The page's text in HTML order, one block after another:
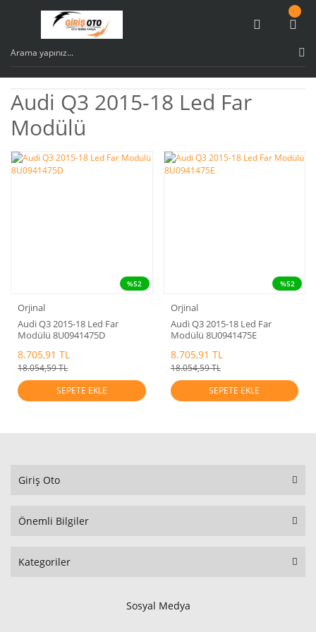
Audi Q3 2015-18 Led Far
Modülü
%52
Orjinal
Audi Q3 2015-18 Led Far
Modülü 8U0941475D
8.705,91 TL
18.054,59 TL
SEPETE EKLE
%52
Orjinal
Audi Q3 2015-18 Led Far
Modülü 8U0941475E
8.705,91 TL
18.054,59 TL
SEPETE EKLE
Giriş Oto
Önemli Bilgiler
Kategoriler
Sosyal Medya